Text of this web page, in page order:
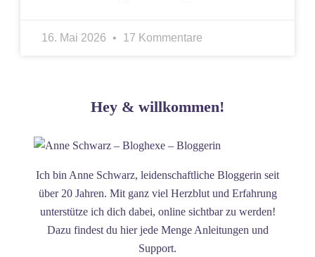
16. Mai 2026 17 Kommentare
Hey & willkommen!
Ich bin Anne Schwarz, leidenschaftliche Bloggerin seit
über 20 Jahren. Mit ganz viel Herzblut und Erfahrung
unterstütze ich dich dabei, online sichtbar zu werden!
Dazu findest du hier jede Menge Anleitungen und
Support.